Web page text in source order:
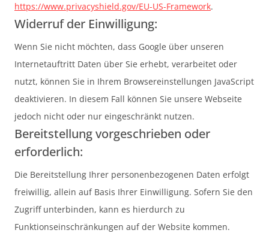
https://www.privacyshield.gov/EU-US-Framework.
Widerruf der Einwilligung:
Wenn Sie nicht möchten, dass Google über unseren
Internetauftritt Daten über Sie erhebt, verarbeitet oder
nutzt, können Sie in Ihrem Browsereinstellungen JavaScript
deaktivieren. In diesem Fall können Sie unsere Webseite
jedoch nicht oder nur eingeschränkt nutzen.
Bereitstellung vorgeschrieben oder
erforderlich:
Die Bereitstellung Ihrer personenbezogenen Daten erfolgt
freiwillig, allein auf Basis Ihrer Einwilligung. Sofern Sie den
Zugriff unterbinden, kann es hierdurch zu
Funktionseinschränkungen auf der Website kommen.